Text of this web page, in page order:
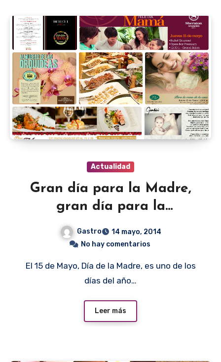
Actualidad
Gran día para la Madre,
gran día para la
Gastronomía
Gastro
14 mayo, 2014
No hay comentarios
El 15 de Mayo, Día de la Madre, es uno de los
días del año…
Leer más